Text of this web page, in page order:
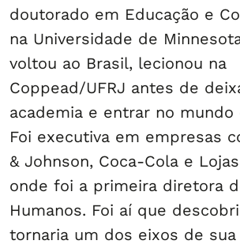
doutorado em Educação e
na Universidade de
voltou ao Brasil, lecionou na
Coppead/UFRJ antes de
academia e entrar no mundo
Foi executiva em empresas
& Johnson, Coca-Cola e
onde foi a primeira diretora
Humanos. Foi aí que
tornaria um dos eixos de sua